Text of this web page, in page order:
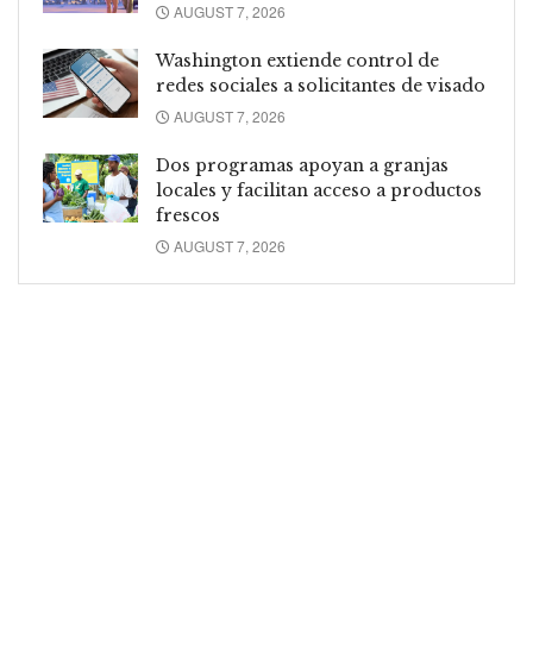
AUGUST 7, 2026
Washington extiende control de
redes sociales a solicitantes de visado
AUGUST 7, 2026
Dos programas apoyan a granjas
locales y facilitan acceso a productos
frescos
AUGUST 7, 2026